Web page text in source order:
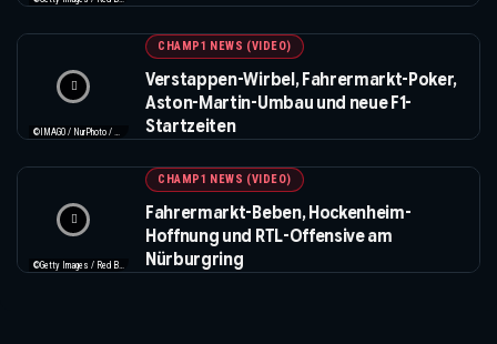
CHAMP1 NEWS (VIDEO)
Verstappen-Wirbel, Fahrermarkt-Poker,
Aston-Martin-Umbau und neue F1-
Startzeiten
CHAMP1 NEWS (VIDEO)
Fahrermarkt-Beben, Hockenheim-
Hoffnung und RTL-Offensive am
Nürburgring